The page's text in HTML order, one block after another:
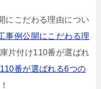
にこだわる理由につい
事例公開にこだわる理
片付け110番が選ばれ
番が選ばれる6つの